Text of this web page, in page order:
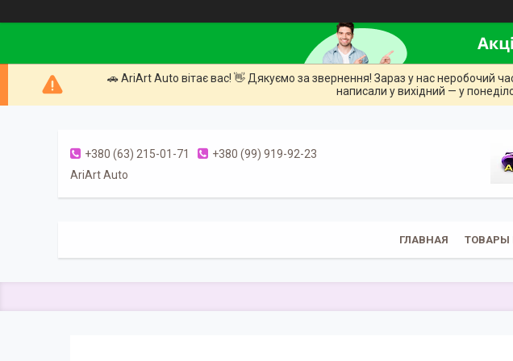
🚗 AriArt Auto вітає вас! 👋 Дякуємо за звернення! Зараз у нас неробочий
написали у вихідний — у
+380 (63) 215-01-71
+380 (99) 919-92-23
AriArt Auto
ГЛАВНАЯ ТОВАРЫ